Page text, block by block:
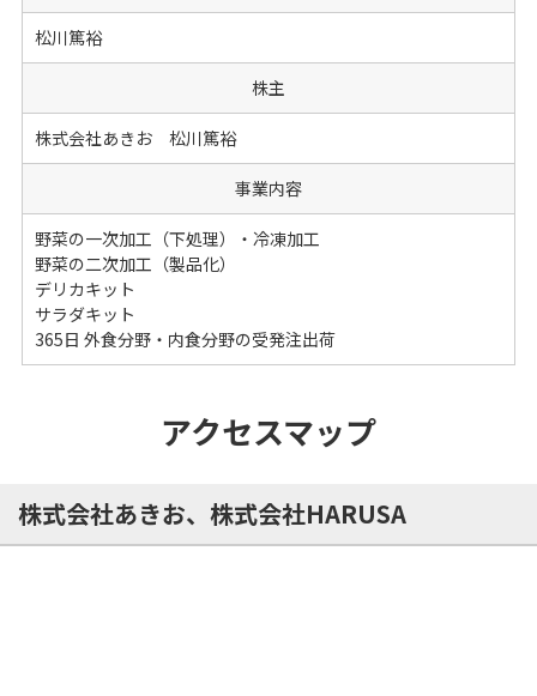
松川篤裕
株主
株式会社あきお 松川篤裕
事業内容
野菜の一次加工（下処理）・冷凍加工
野菜の二次加工（製品化）
デリカキット
サラダキット
365日 外食分野・内食分野の受発注出荷
アクセスマップ
株式会社あきお、株式会社HARUSA